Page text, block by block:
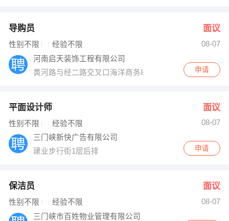
导购员 面议
性别不限 经验不限
08-07
河南启天装饰工程有限公司
黄河路与经二路交叉口海洋商务805室
申请
平面设计师 面议
性别不限 经验不限
08-07
三门峡新快广告有限公司
建业步行街1层后排
申请
保洁员 面议
性别不限 经验不限
08-07
三门峡市百姓物业管理有限公司